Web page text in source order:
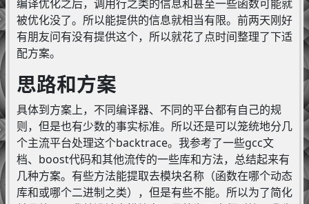
编译优化之后，调用行之类的信息和甚至一些函数可能就
被优化没了。所以能提供的信息就相当有限。前两天刚好
有朋友问有没有提供这个，所以就花了点时间整理了下适
配方案。
思路和方案
具体到方案上，不同编译器、不同的平台都有自己的规
则，但是也有少数的事实标准。所以还是可以笼统地分几
个主流平台处理这个backtrace。我参考了一些gcc文
档、boost代码和其他流传的一些库和方法，总结起来有
几种方案。有些方法能提取去模块名称（函数在哪个动态
库和或哪个二进制之类），但是有些不能。所以为了简化